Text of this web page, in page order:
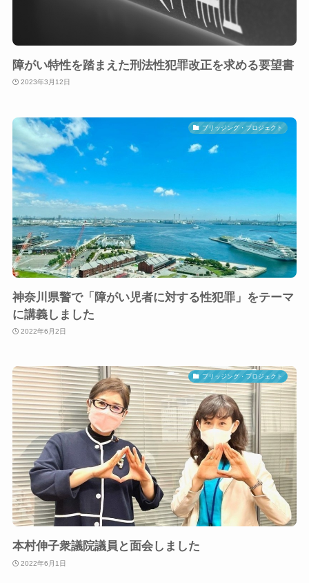
障がい特性を踏まえた刑法性犯罪改正を求める要望書
2023年3月12日
ブリッジング・プロジェクト
神奈川県警で「障がい児者に対する性犯罪」をテーマ
に講義しました
2022年6月2日
ブリッジング・プロジェクト
本村伸子衆議院議員と面会しました
2022年6月1日